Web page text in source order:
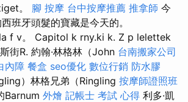
。 腳 按摩 台中按摩推薦 推拿師 今
班牙頭髮的寶藏是今天的。
f v。 Capitol k rny.ki k. Z p lelettek
街R. 約翰·林格林（John 台南搬家公司
內障 餐盒 seo優化 數位行銷 防水膠
）林格兄弟（Ringling 按摩師證照班
Barnum 外燴 記帳士 考試 心得 利多·凱